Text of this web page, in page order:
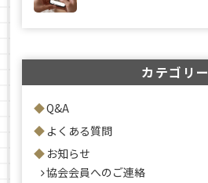
カテゴリー
Q&A
よくある質問
お知らせ
協会会員へのご連絡